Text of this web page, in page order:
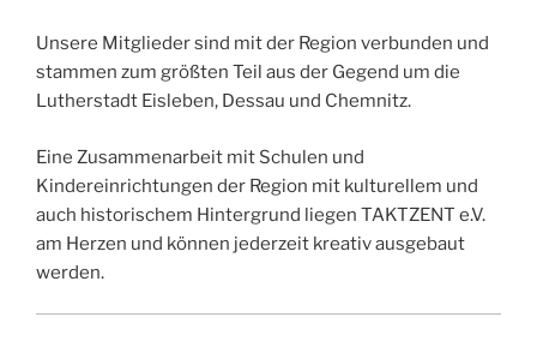
Unsere Mitglieder sind mit der Region verbunden und
stammen zum größten Teil aus der Gegend um die
Lutherstadt Eisleben, Dessau und Chemnitz.
Eine Zusammenarbeit mit Schulen und
Kindereinrichtungen der Region mit kulturellem und
auch historischem Hintergrund liegen TAKTZENT e.V.
am Herzen und können jederzeit kreativ ausgebaut
werden.